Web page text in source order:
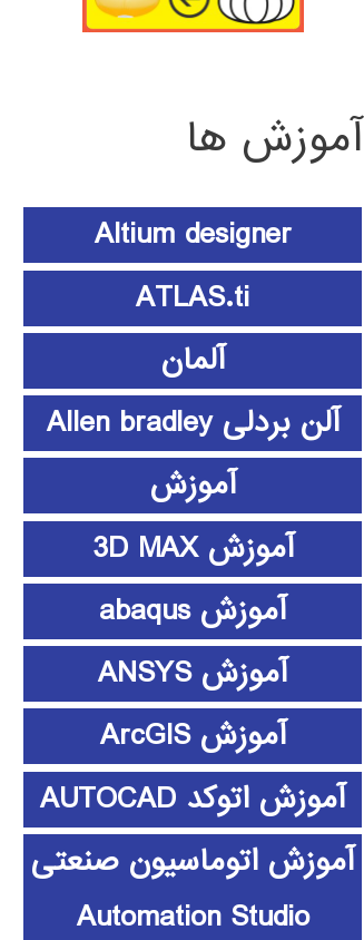
آموزش ها
Altium designer
ATLAS.ti
آلمان
آلن بردلی Allen bradley
آموزش
آموزش 3D MAX
آموزش abaqus
آموزش ANSYS
آموزش ArcGIS
آموزش اتوکد AUTOCAD
آموزش اتوماسیون صنعتی
Automation Studio